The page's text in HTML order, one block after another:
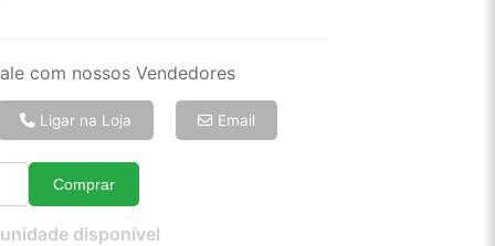
8x de R$ 9,88
10x de R$ 8,07
12x de R$ 6,89
com nossos Vendedores
Ligar na Loja Email
Quantidade
Comprar
disponível